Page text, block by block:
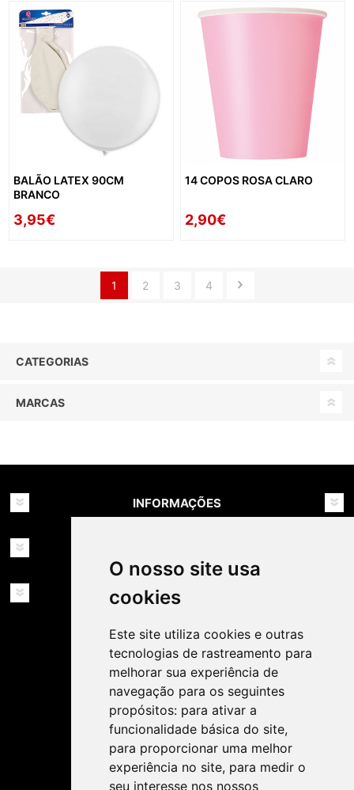
O nosso site usa
cookies
Este site utiliza cookies e outras
tecnologias de rastreamento para
melhorar sua experiência de
navegação para os seguintes
propósitos: para ativar a
funcionalidade básica do site,
para proporcionar uma melhor
experiência no site, para medir o
seu interesse nos nossos
BALÃO LATEX 90CM
BRANCO
3,95€
14 COPOS ROSA CLARO
2,90€
1 2 3 4
CATEGORIAS
MARCAS
INFORMAÇÕES
SERVIÇOS
SIGA-NOS NAS REDES SOCIAIS!